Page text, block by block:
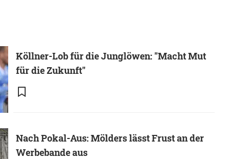
Köllner-Lob für die Junglöwen: "Macht Mut
für die Zukunft"
Nach Pokal-Aus: Mölders lässt Frust an der
Werbebande aus